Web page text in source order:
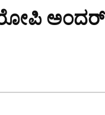
ಅಂದರ್​